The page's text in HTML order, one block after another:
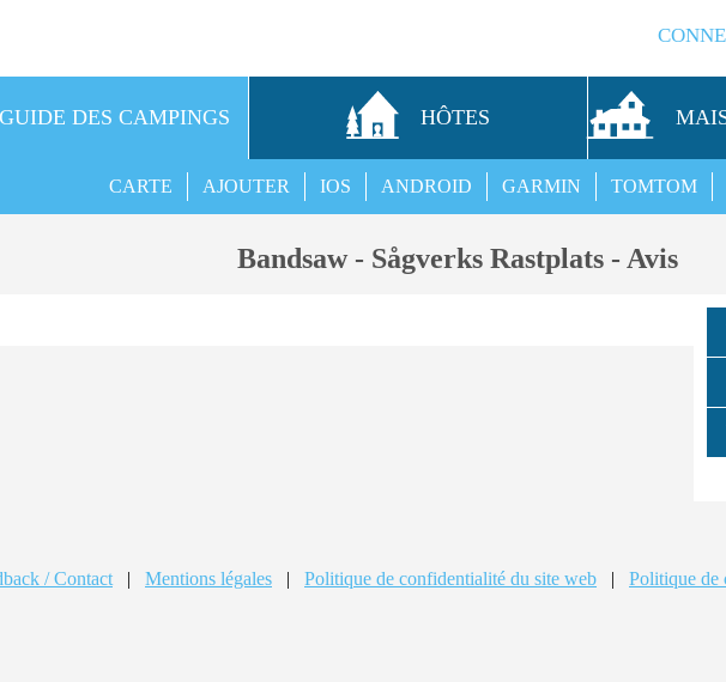
GUIDE DES CAMPINGS HÔTES
TOMTOM
GARMIN
ANDROID
IOS
AJOUTER
CARTE
Bandsaw - Sågverks Rastplats - Avis
/ Contact | Mentions légales | Politique de confidentialité du site web | Politique de